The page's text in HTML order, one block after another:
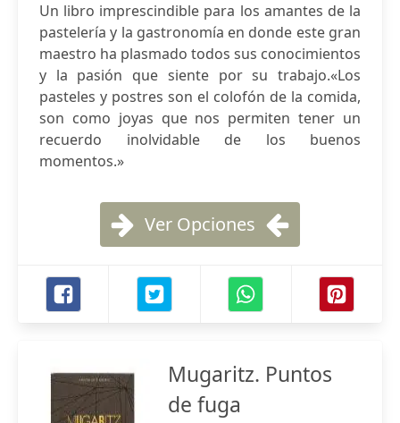
Un libro imprescindible para los amantes de la
pastelería y la gastronomía en donde este gran
maestro ha plasmado todos sus conocimientos
y la pasión que siente por su trabajo.«Los
pasteles y postres son el colofón de la comida,
son como joyas que nos permiten tener un
recuerdo inolvidable de los buenos
momentos.»
Ver Opciones
Mugaritz. Puntos
de fuga